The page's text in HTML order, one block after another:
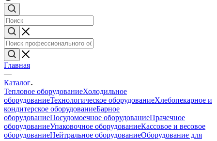
Главная
—
Каталог
Тепловое оборудованиеХолодильное
оборудованиеТехнологическое оборудованиеХлебопекарное и
кондитерское оборудованиеБарное
оборудованиеПосудомоечное оборудованиеПрачечное
оборудованиеУпаковочное оборудованиеКассовое и весовое
оборудованиеНейтральное оборудованиеОборудование для